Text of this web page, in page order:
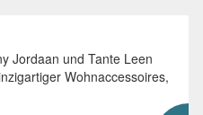
Jordaan und Tante Leen
Wohnaccessoires,